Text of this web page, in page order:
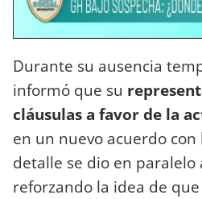
Durante su ausencia
informó que su
cláusulas a favor de la
en un nuevo acuerdo
detalle se dio en paralelo
reforzando la idea de